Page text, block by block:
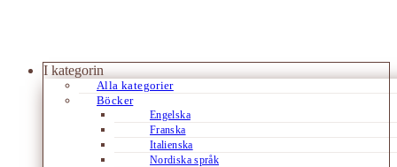
I kategorin
Alla kategorier
Böcker
Engelska
Franska
Italienska
Nordiska språk